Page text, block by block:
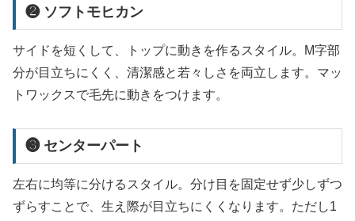
❷ ソフトモヒカン
サイドを短くして、トップに動きを作るスタイル。M字部
分が目立ちにくく、清潔感と若々しさを両立します。マッ
トワックスで毛先に動きをつけます。
❸ センターパート
左右に均等に分けるスタイル。分け目を固定せず少しずつ
ずらすことで、生え際が目立ちにくくなります。ただし1